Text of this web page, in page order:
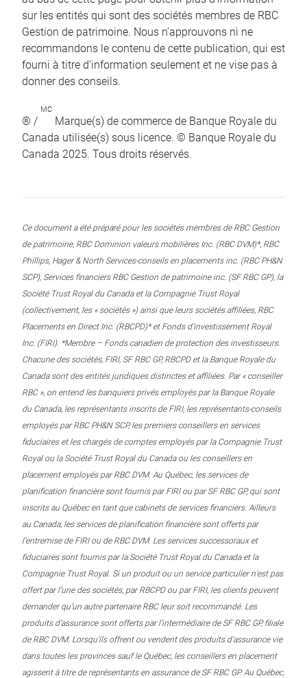
sur les entités qui sont des sociétés membres de RBC
Gestion de patrimoine. Nous n’approuvons ni ne
recommandons le contenu de cette publication, qui est
fourni à titre d’information seulement et ne vise pas à
donner des conseils.
® /
MC
Marque(s) de commerce de Banque Royale du
Canada utilisée(s) sous licence. © Banque Royale du
Canada 2025. Tous droits réservés.
Ce document a été préparé pour les sociétés membres de RBC Gestion
de patrimoine, RBC Dominion valeurs mobilières Inc. (RBC DVM)*, RBC
Phillips, Hager & North Services-conseils en placements inc. (RBC PH&N
SCP), Services financiers RBC Gestion de patrimoine inc. (SF RBC GP), la
Société Trust Royal du Canada et la Compagnie Trust Royal
(collectivement, les « sociétés ») ainsi que leurs sociétés affiliées, RBC
Placements en Direct Inc. (RBCPD)* et Fonds d’investissement Royal
Inc. (FIRI). *Membre – Fonds canadien de protection des investisseurs.
Chacune des sociétés, FIRI, SF RBC GP, RBCPD et la Banque Royale du
Canada sont des entités juridiques distinctes et affiliées. Par « conseiller
RBC », on entend les banquiers privés employés par la Banque Royale
du Canada, les représentants inscrits de FIRI, les représentants-conseils
employés par RBC PH&N SCP, les premiers conseillers en services
fiduciaires et les chargés de comptes employés par la Compagnie Trust
Royal ou la Société Trust Royal du Canada ou les conseillers en
placement employés par RBC DVM. Au Québec, les services de
planification financière sont fournis par FIRI ou par SF RBC GP, qui sont
inscrits au Québec en tant que cabinets de services financiers. Ailleurs
au Canada, les services de planification financière sont offerts par
l’entremise de FIRI ou de RBC DVM. Les services successoraux et
fiduciaires sont fournis par la Société Trust Royal du Canada et la
Compagnie Trust Royal. Si un produit ou un service particulier n’est pas
offert par l’une des sociétés, par RBCPD ou par FIRI, les clients peuvent
demander qu’un autre partenaire RBC leur soit recommandé. Les
produits d’assurance sont offerts par l’intermédiaire de SF RBC GP, filiale
de RBC DVM. Lorsqu’ils offrent ou vendent des produits d’assurance vie
dans toutes les provinces sauf le Québec, les conseillers en placement
agissent à titre de représentants en assurance de SF RBC GP. Au Québec,